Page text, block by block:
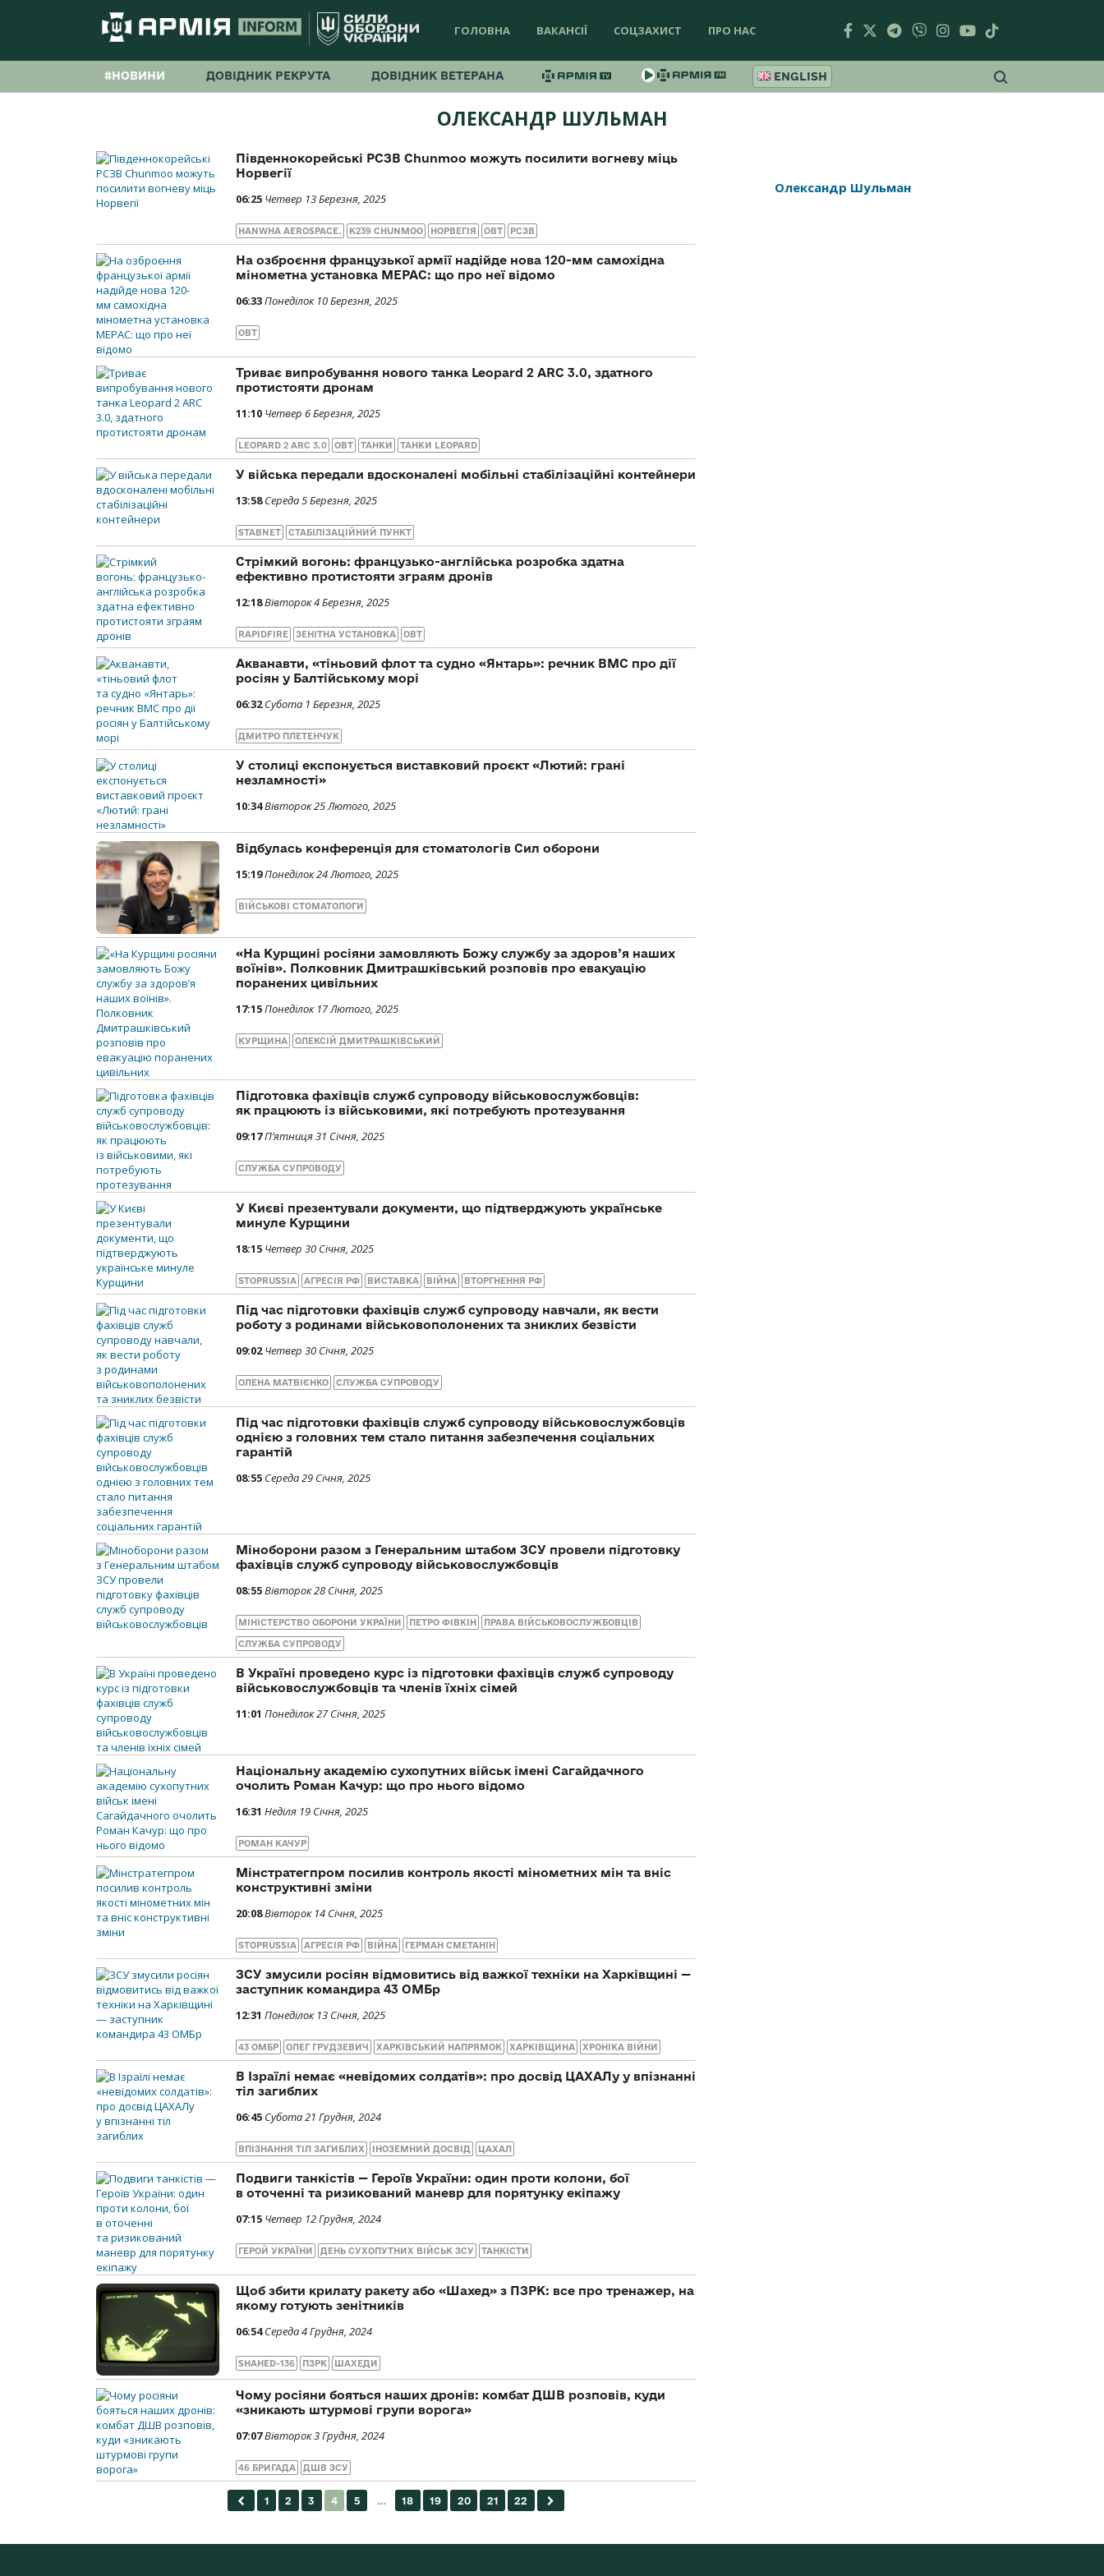
ГОЛОВНА ВАКАНСІЇ СОЦЗАХИСТ ПРО НАС
#НОВИНИ ДОВІДНИК РЕКРУТА ДОВІДНИК ВЕТЕРАНА ENGLISH
ОЛЕКСАНДР ШУЛЬМАН
Південнокорейські РСЗВ Chunmoo можуть посилити вогневу міць
Норвегії
06:25 Четвер 13 Березня, 2025
HANWHA AEROSPACE. K239 CHUNMOO НОРВЕГІЯ ОВТ РСЗВ
На озброєння французької армії надійде нова 120-мм самохідна
мінометна установка MEPAC: що про неї відомо
06:33Понеділок 10 Березня, 2025
ОВТ
Триває випробування нового танка Leopard 2 ARC 3.0, здатного
протистояти дронам
11:10 Четвер 6 Березня, 2025
LEOPARD 2 ARC 3.0 ОВТ ТАНКИ ТАНКИ LEOPARD
У війська передали вдосконалені мобільні стабілізаційні контейнери
13:58 Середа 5 Березня, 2025
STABNET СТАБІЛІЗАЦІЙНИЙ ПУНКТ
Стрімкий вогонь: французько-англійська розробка здатна
ефективно протистояти зграям дронів
12:18Вівторок 4 Березня, 2025
RAPIDFIRE ЗЕНІТНА УСТАНОВКА ОВТ
Акванавти, «тіньовий флот та судно «Янтарь»: речник ВМС про дії
росіян у Балтійському морі
06:32 Субота 1 Березня, 2025
ДМИТРО ПЛЕТЕНЧУК
У столиці експонується виставковий проєкт «Лютий: грані
незламності»
10:34Вівторок 25 Лютого, 2025
Відбулась конференція для стоматологів Сил оборони
15:19Понеділок 24 Лютого, 2025
ВІЙСЬКОВІ СТОМАТОЛОГИ
«На Курщині росіяни замовляють Божу службу за здоров’я наших
воїнів». Полковник Дмитрашківський розповів про евакуацію
поранених цивільних
17:15Понеділок 17 Лютого, 2025
КУРЩИНА ОЛЕКСІЙ ДМИТРАШКІВСЬКИЙ
Підготовка фахівців служб супроводу військовослужбовців:
як працюють із військовими, які потребують протезування
09:17П’ятниця 31 Січня, 2025
СЛУЖБА СУПРОВОДУ
У Києві презентували документи, що підтверджують українське
минуле Курщини
18:15 Четвер 30 Січня, 2025
STOPRUSSIA АГРЕСІЯ РФ ВИСТАВКА ВІЙНА ВТОРГНЕННЯ РФ
Під час підготовки фахівців служб супроводу навчали, як вести
роботу з родинами військовополонених та зниклих безвісти
09:02 Четвер 30 Січня, 2025
ОЛЕНА МАТВІЄНКО СЛУЖБА СУПРОВОДУ
Під час підготовки фахівців служб супроводу військовослужбовців
однією з головних тем стало питання забезпечення соціальних
гарантій
08:55 Середа 29 Січня, 2025
Міноборони разом з Генеральним штабом ЗСУ провели підготовку
фахівців служб супроводу військовослужбовців
08:55Вівторок 28 Січня, 2025
МІНІСТЕРСТВО ОБОРОНИ УКРАЇНИ ПЕТРО ФІВКІН ПРАВА ВІЙСЬКОВОСЛУЖБОВЦІВ
СЛУЖБА СУПРОВОДУ
В Україні проведено курс із підготовки фахівців служб супроводу
військовослужбовців та членів їхніх сімей
11:01 Понеділок 27 Січня, 2025
Національну академію сухопутних військ імені Сагайдачного
очолить Роман Качур: що про нього відомо
16:31 Неділя 19 Січня, 2025
РОМАН КАЧУР
Мінстратегпром посилив контроль якості мінометних мін та вніс
конструктивні зміни
20:08Вівторок 14 Січня, 2025
STOPRUSSIA АГРЕСІЯ РФ ВІЙНА ГЕРМАН СМЕТАНІН
ЗСУ змусили росіян відмовитись від важкої техніки на Харківщині —
заступник командира 43 ОМБр
12:31 Понеділок 13 Січня, 2025
43 ОМБР ОЛЕГ ГРУДЗЕВИЧ ХАРКІВСЬКИЙ НАПРЯМОК ХАРКІВЩИНА ХРОНІКА ВІЙНИ
В Ізраїлі немає «невідомих солдатів»: про досвід ЦАХАЛу у впізнанні
тіл загиблих
06:45 Субота 21 Грудня, 2024
ВПІЗНАННЯ ТІЛ ЗАГИБЛИХ ІНОЗЕМНИЙ ДОСВІД ЦАХАЛ
Подвиги танкістів — Героїв України: один проти колони, бої
в оточенні та ризикований маневр для порятунку екіпажу
07:15 Четвер 12 Грудня, 2024
ГЕРОЙ УКРАЇНИ ДЕНЬ СУХОПУТНИХ ВІЙСЬК ЗСУ ТАНКІСТИ
Щоб збити крилату ракету або «Шахед» з ПЗРК: все про тренажер, на
якому готують зенітників
06:54 Середа 4 Грудня, 2024
SHAHED-136 ПЗРК ШАХЕДИ
Чому росіяни бояться наших дронів: комбат ДШВ розповів, куди
«зникають штурмові групи ворога»
07:07Вівторок 3 Грудня, 2024
46 БРИГАДА ДШВ ЗСУ
Олександр Шульман